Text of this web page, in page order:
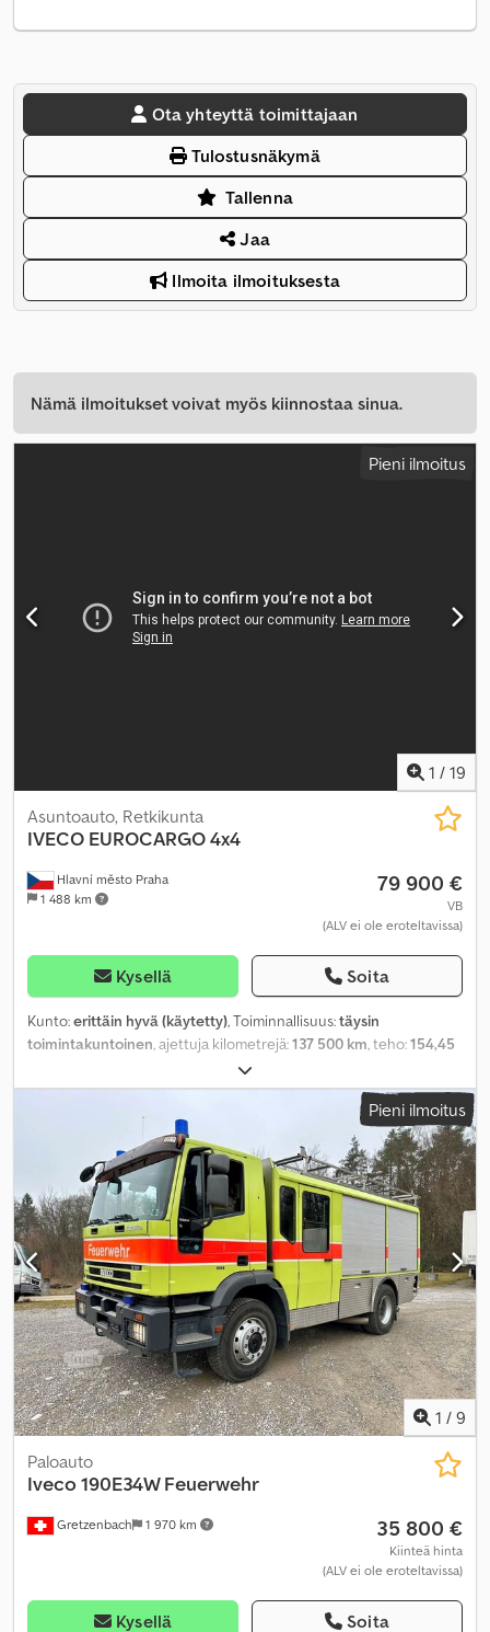
Ota yhteyttä toimittajaan
Tulostusnäkymä
Tallenna
Jaa
Ilmoita ilmoituksesta
Nämä ilmoitukset voivat myös kiinnostaa sinua.
Pieni ilmoitus
1 / 19
Hlavní město Praha
1 488 km
Asuntoauto, Retkikunta
IVECO EUROCARGO 4x4
79 900 €
VB
(ALV ei ole eroteltavissa)
Kysellä Soita
Kunto:erittäin hyvä (käytetty), Toiminnallisuus:täysin
toimintakuntoinen , ajettuja kilometrejä:137 500 km , teho:154,45
, vuoteiden määrä:2
polttoainetyyppi:diesel, vaihteistotyyppi:mekaaninen, väri:
, ensirekisteröinti:
, alustan valmistaja:
EUROCARGO , kokonaispituus:7 300 mm,
kokonaisleveys:2 500 mm, kokonaiskorkeus:3 650 mm,
akselikokoonpano:4x4, polttoainesäiliön tilavuus:200 l,
kokonaispaino:10 500 kg , omamassa: 7 500 kg
, ohjauspyörän
asento:vasen, renkaan koko: 365/80 R20 , Valmistusvuosi: 2019,
Varusteet:aurinkopuisto, auton rekisteröinti, ilmastointi,
kerrossängyt, kylpyhuone, lisäajovalot, markiisi,
navigointijärjestelmä, neliveto, perävaunukytkin,
pysäköintianturit, pysäköintilämmitin, savuton ajoneuvo,
sisäänrakennettu keittiö, suihku, sumuvalot, tasauspyörästön
lukko, tehostettu ohjaus, täydellinen huoltohistoria, yksittäinen
vuode, yksittäiset vuoteet, ympärivuotiset renkaat,
Pieni ilmoitus
1 / 9
Gretzenbach 1 970 km
Paloauto
Iveco190E34W Feuerwehr
35 800 €
Kiinteä hinta
(ALV ei ole eroteltavissa)
Kysellä Soita